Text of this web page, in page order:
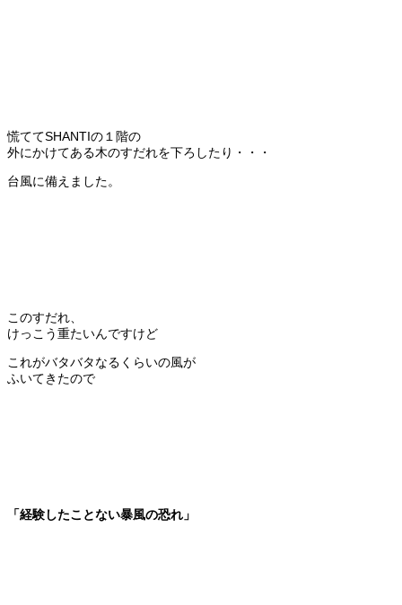
慌ててSHANTIの１階の
外にかけてある木のすだれを下ろしたり・・・
台風に備えました。
このすだれ、
けっこう重たいんですけど
これがバタバタなるくらいの風が
ふいてきたので
「経験したことない暴風の恐れ」